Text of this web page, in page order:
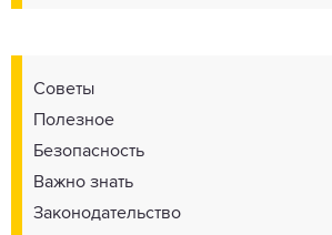
Советы
Полезное
Безопасность
Важно знать
Законодательство